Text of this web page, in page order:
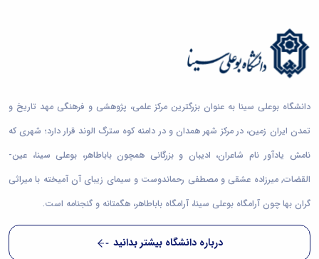
دانشجوی فعال
50000+
فارغ التحصیل
دانشگاه بوعلی سینا به عنوان بزرگترین مرکز علمی، پژوهشی و فرهنگی مهد تاریخ و
تمدن ایران زمین، در مرکز شهر همدان و در دامنه کوه سترگ الوند قرار دارد؛ شهری که
نامش یادآور نام شاعران، ادیبان و بزرگانی همچون باباطاهر، بوعلی سینا، عین-
القضات, میرزاده عشقی و مصطفی رحماندوست و سیمای زیبای آن آمیخته با میراثی
گران بها چون آرامگاه بوعلی سینا، آرامگاه باباطاهر، هگمتانه و گنجنامه است.
درباره دانشگاه بیشتر بدانید